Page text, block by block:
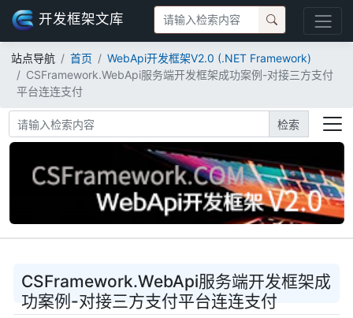
开发框架文库
站点导航 首页
WebApi开发框架V2.0 (.NET Framework)
CSFramework.WebApi服务端开发框架成功案例-对接三方支付
平台连连支付
检索
CSFramework.WebApi服务端开发框架成
功案例-对接三方支付平台连连支付